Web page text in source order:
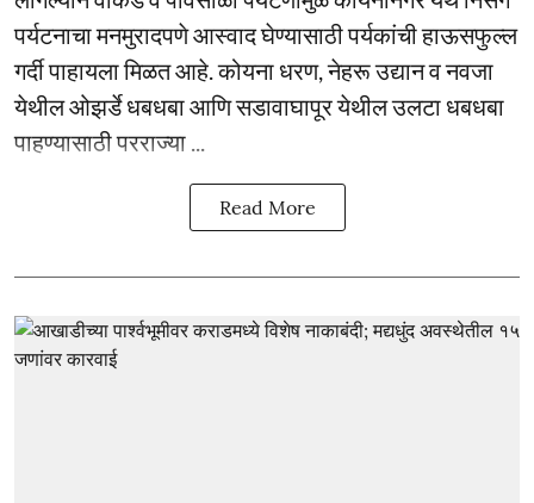
पर्यटनाचा मनमुरादपणे आस्वाद घेण्यासाठी पर्यकांची हाऊसफुल्ल
गर्दी पाहायला मिळत आहे. कोयना धरण, नेहरू उद्यान व नवजा
येथील ओझर्डे धबधबा आणि सडावाघापूर येथील उलटा धबधबा
पाहण्यासाठी परराज्या ...
Read More